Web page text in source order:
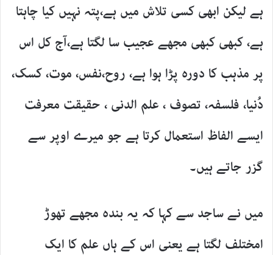
ہے لیکن ابھی کسی تلاش میں ہے،پتہ نہیں کیا چاہتا
ہے، کبھی کبھی مجھے عجیب سا لگتا ہے،آج کل اس
پر مذہب کا دورہ پڑا ہوا ہے، روح،نفس، موت، کسک،
دُنیا، فلسفہ، تصوف ، علم الدنی ، حقیقت معرفت
ایسے الفاظ استعمال کرتا ہے جو میرے اوپر سے
گزر جاتے ہیں۔
میں نے ساجد سے کہا کہ یہ بندہ مجھے تھوڑ
امختلف لگتا ہے یعنی اس کے ہاں علم کا ایک